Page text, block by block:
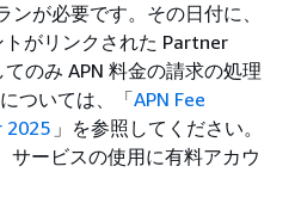
が必要です。その日付に、
トがリンクされた Partner
のみ APN 料金の請求の処理
ついては、「APN Fee
2025 」を参照してください。
サービスの使用に有料アカウ